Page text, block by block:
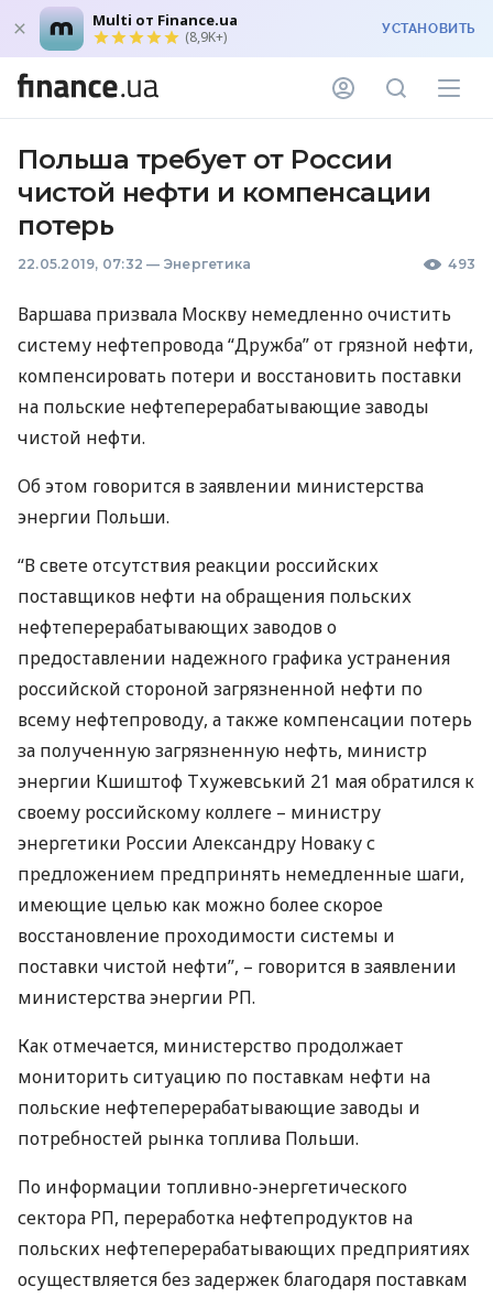
Multi от Finance.ua
(8,9K+) УСТАНОВИТЬ
Польша требует от России
чистой нефти и компенсации
потерь
22.05.2019, 07:32 — Энергетика 493
Варшава призвала Москву немедленно очистить
систему нефтепровода “Дружба” от грязной нефти,
компенсировать потери и восстановить поставки
на польские нефтеперерабатывающие заводы
чистой нефти.
Об этом говорится в заявлении министерства
энергии Польши.
“В свете отсутствия реакции российских
поставщиков нефти на обращения польских
нефтеперерабатывающих заводов о
предоставлении надежного графика устранения
российской стороной загрязненной нефти по
всему нефтепроводу, а также компенсации потерь
за полученную загрязненную нефть, министр
энергии Кшиштоф Тхужевський 21 мая обратился к
своему российскому коллеге – министру
энергетики России Александру Новаку с
предложением предпринять немедленные шаги,
имеющие целью как можно более скорое
восстановление проходимости системы и
поставки чистой нефти”, – говорится в заявлении
министерства энергии РП.
Как отмечается, министерство продолжает
мониторить ситуацию по поставкам нефти на
польские нефтеперерабатывающие заводы и
потребностей рынка топлива Польши.
По информации топливно-энергетического
сектора РП, переработка нефтепродуктов на
польских нефтеперерабатывающих предприятиях
осуществляется без задержек благодаря поставкам